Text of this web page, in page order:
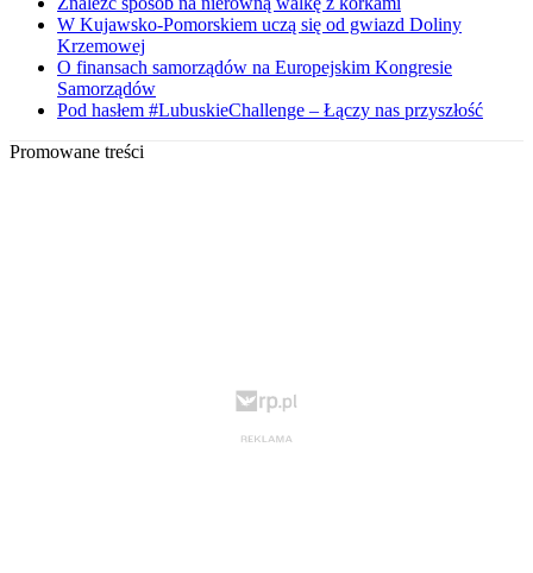
W Kujawsko-Pomorskiem uczą się od gwiazd Doliny
Krzemowej
O finansach samorządów na Europejskim Kongresie
Samorządów
Pod hasłem #LubuskieChallenge – Łączy nas przyszłość
Promowane treści